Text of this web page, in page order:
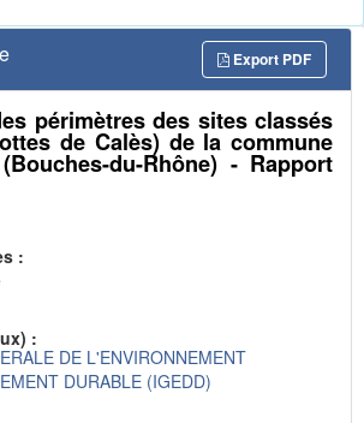
Export PDF
périmètres des sites classés
de Calès) de la commune
du-Rhône) - Rapport
:
:
DE L'ENVIRONNEMENT
DURABLE (IGEDD)